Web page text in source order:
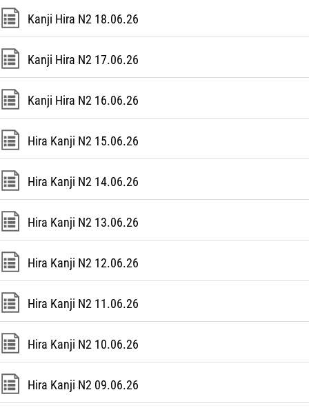
Kanji Hira N2 18.06.26
Kanji Hira N2 17.06.26
Kanji Hira N2 16.06.26
Hira Kanji N2 15.06.26
Hira Kanji N2 14.06.26
Hira Kanji N2 13.06.26
Hira Kanji N2 12.06.26
Hira Kanji N2 11.06.26
Hira Kanji N2 10.06.26
Hira Kanji N2 09.06.26